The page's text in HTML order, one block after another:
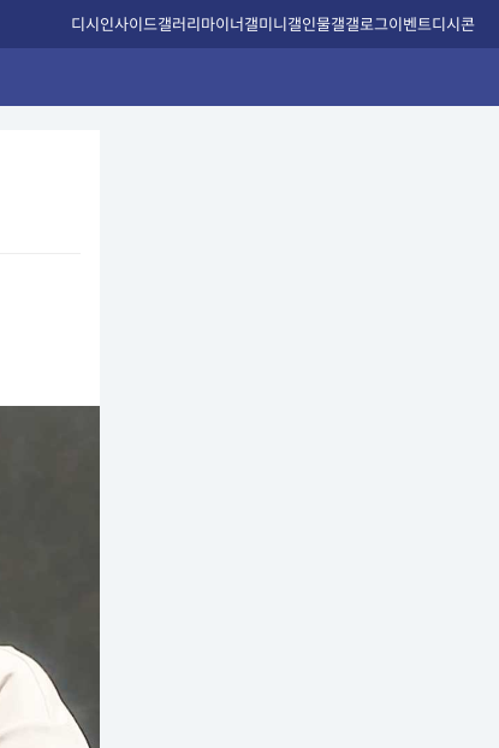
디시인사이드갤러리마이너갤미니갤인물갤갤로그이벤트디시콘